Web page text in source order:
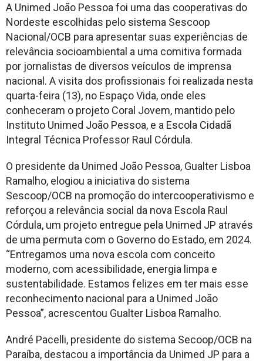
A Unimed João Pessoa foi uma das cooperativas do
Nordeste escolhidas pelo sistema Sescoop
Nacional/OCB para apresentar suas experiências de
relevância socioambiental a uma comitiva formada
por jornalistas de diversos veículos de imprensa
nacional. A visita dos profissionais foi realizada nesta
quarta-feira (13), no Espaço Vida, onde eles
conheceram o projeto Coral Jovem, mantido pelo
Instituto Unimed João Pessoa, e a Escola Cidadã
Integral Técnica Professor Raul Córdula.
O presidente da Unimed João Pessoa, Gualter Lisboa
Ramalho, elogiou a iniciativa do sistema
Sescoop/OCB na promoção do intercooperativismo e
reforçou a relevância social da nova Escola Raul
Córdula, um projeto entregue pela Unimed JP através
de uma permuta com o Governo do Estado, em 2024.
“Entregamos uma nova escola com conceito
moderno, com acessibilidade, energia limpa e
sustentabilidade. Estamos felizes em ter mais esse
reconhecimento nacional para a Unimed João
Pessoa”, acrescentou Gualter Lisboa Ramalho.
André Pacelli, presidente do sistema Secoop/OCB na
Paraíba, destacou a importância da Unimed JP para a